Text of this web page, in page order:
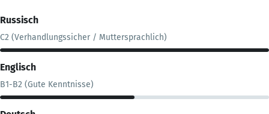
Russisch
C2 (Verhandlungssicher / Muttersprachlich)
Englisch
B1-B2 (Gute Kenntnisse)